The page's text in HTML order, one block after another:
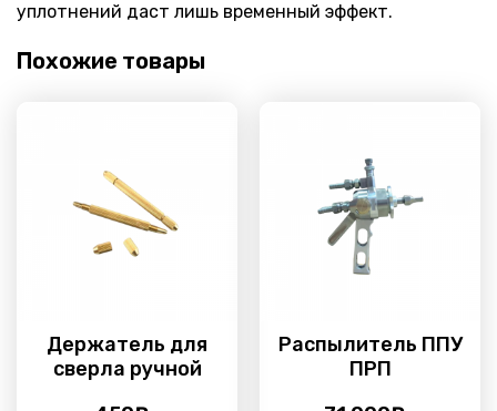
уплотнений даст лишь временный эффект.
Похожие товары
Держатель для
сверла ручной
Распылитель ППУ
ПРП